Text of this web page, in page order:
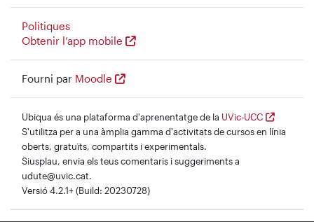
Politiques
Obtenir l’app mobile
Fourni par Moodle
Ubiqua és una plataforma d'aprenentatge de la UVic-UCC
S'utilitza per a una àmplia gamma d'activitats de cursos en línia
oberts, gratuïts, compartits i experimentals.
Siusplau, envia els teus comentaris i suggeriments a
udute@uvic.cat.
Versió 4.2.1+ (Build: 20230728)